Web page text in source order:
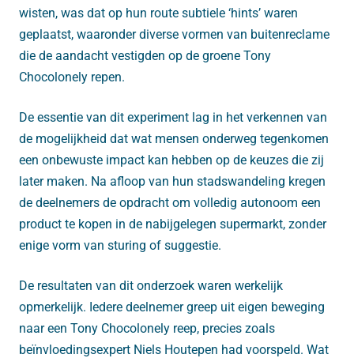
wisten, was dat op hun route subtiele ‘hints’ waren
geplaatst, waaronder diverse vormen van buitenreclame
die de aandacht vestigden op de groene Tony
Chocolonely repen.
De essentie van dit experiment lag in het verkennen van
de mogelijkheid dat wat mensen onderweg tegenkomen
een onbewuste impact kan hebben op de keuzes die zij
later maken. Na afloop van hun stadswandeling kregen
de deelnemers de opdracht om volledig autonoom een
product te kopen in de nabijgelegen supermarkt, zonder
enige vorm van sturing of suggestie.
De resultaten van dit onderzoek waren werkelijk
opmerkelijk. Iedere deelnemer greep uit eigen beweging
naar een Tony Chocolonely reep, precies zoals
beïnvloedingsexpert Niels Houtepen had voorspeld. Wat